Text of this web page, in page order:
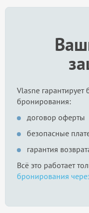
Vlasne гарантирует
бронирования:
договор оферты
безопасные
гарантия
Всё это работает
бронирования